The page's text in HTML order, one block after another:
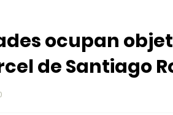
ocupan
de Santiago